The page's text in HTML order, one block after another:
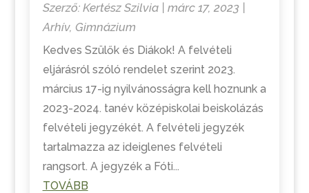
Szerző: Kertész Szilvia| márc 17, 2023|
Arhív, Gimnázium
Kedves Szülők és Diákok! A felvételi
eljárásról szóló rendelet szerint 2023.
március 17-ig nyilvánosságra kell hoznunk a
2023-2024. tanév középiskolai beiskolázás
felvételi jegyzékét. A felvételi jegyzék
tartalmazza az ideiglenes felvételi
rangsort. A jegyzék a Fóti...
TOVÁBB